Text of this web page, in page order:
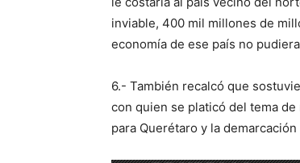
inviable, 400 mil millones de
economía de ese país no
6.- También recalcó que
con quien se platicó del tema
para Querétaro y la